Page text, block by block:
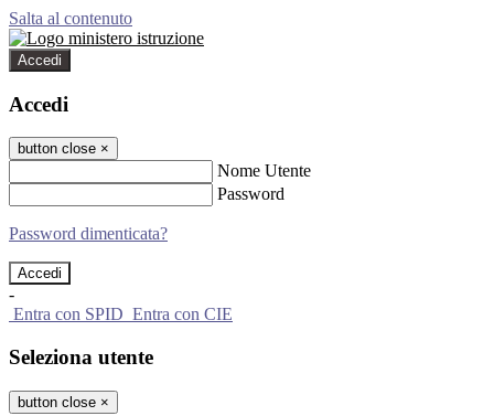
Salta al contenuto
Accedi
Accedi
button close ×
Nome Utente
Password
Password dimenticata?
-
Entra con SPID Entra con CIE
Seleziona utente
button close ×